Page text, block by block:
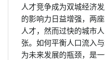
人才竞争成为双城经济
的影响力日益增强，两
人才，然而过快的城市
张。如何平衡人口流入
为未来发展的瓶颈，是